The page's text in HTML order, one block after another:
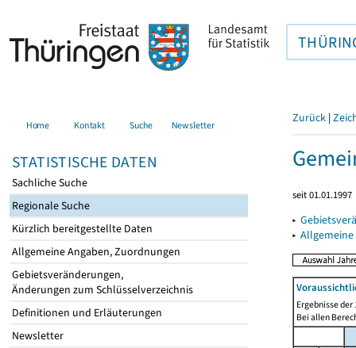
Home Kontakt Suche Newsletter
STATISTISCHE DATEN
Sachliche Suche
Regionale Suche
Kürzlich bereitgestellte Daten
Allgemeine Angaben, Zuordnungen
Gebietsveränderungen,
Änderungen zum Schlüsselverzeichnis
Definitionen und Erläuterungen
Newsletter
Zurück |
seit 01.01.1997
▸
▸
Ergebnisse
Bei allen